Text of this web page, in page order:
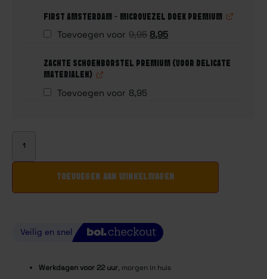
FIRST AMSTERDAM - MICROVEZEL DOEK PREMIUM
Toevoegen voor 9,95 8,95
ZACHTE SCHOENBORSTEL PREMIUM (VOOR DELICATE
MATERIALEN)
Toevoegen voor 8,95
TOEVOEGEN AAN WINKELWAGEN
Werkdagen voor 22 uur, morgen in huis